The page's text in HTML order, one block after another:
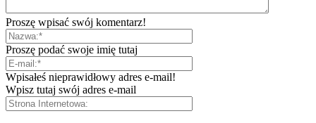
Proszę wpisać swój komentarz!
Proszę podać swoje imię tutaj
Wpisałeś nieprawidłowy adres e-mail!
Wpisz tutaj swój adres e-mail